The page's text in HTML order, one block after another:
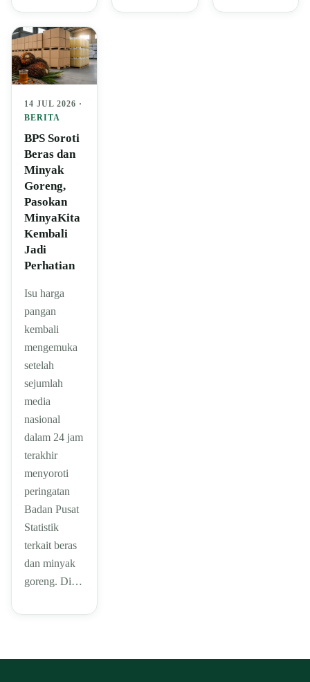
14 JUL 2026 ·
BERITA
BPS Soroti
Beras dan
Minyak
Goreng,
Pasokan
MinyaKita
Kembali
Jadi
Perhatian
Isu harga
pangan
kembali
mengemuka
setelah
sejumlah
media
nasional
dalam 24 jam
terakhir
menyoroti
peringatan
Badan Pusat
Statistik
terkait beras
dan minyak
goreng. Di…